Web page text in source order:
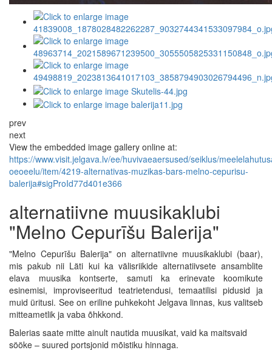
prev
next
View the embedded image gallery online at:
https://www.visit.jelgava.lv/ee/huvivaeaersused/seiklus/
oeoeelu/item/4219-alternativas-muzikas-bars-melno-cepurisu-
balerija#sigProId77d401e366
alternatiivne muusikaklubi
"Melno Cepurīšu Balerija"
"Melno Cepurīšu Balerija" on alternatiivne muusikaklubi (baar),
mis pakub nii Läti kui ka välisriikide alternatiivsete ansamblite
elava muusika kontserte, samuti ka erinevate koomikute
esinemisi, improviseeritud teatrietendusi, temaatilisi pidusid ja
muid üritusi. See on eriline puhkekoht Jelgava linnas, kus valitseb
mitteametlik ja vaba õhkkond.
Balerias saate mitte ainult nautida muusikat, vaid ka maitsvaid
sööke – suured portsjonid mõistiku hinnaga.